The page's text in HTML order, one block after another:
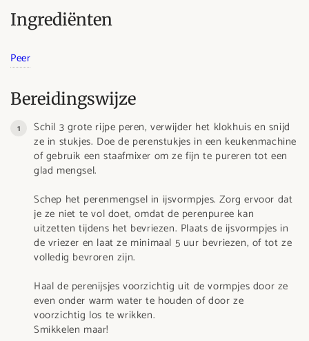
Ingrediënten
Peer
Bereidingswijze
Schil 3 grote rijpe peren, verwijder het klokhuis en snijd
ze in stukjes. Doe de perenstukjes in een keukenmachine
of gebruik een staafmixer om ze fijn te pureren tot een
glad mengsel.
Schep het perenmengsel in ijsvormpjes. Zorg ervoor dat
je ze niet te vol doet, omdat de perenpuree kan
uitzetten tijdens het bevriezen. Plaats de ijsvormpjes in
de vriezer en laat ze minimaal 5 uur bevriezen, of tot ze
volledig bevroren zijn.
Haal de perenijsjes voorzichtig uit de vormpjes door ze
even onder warm water te houden of door ze
voorzichtig los te wrikken.
Smikkelen maar!